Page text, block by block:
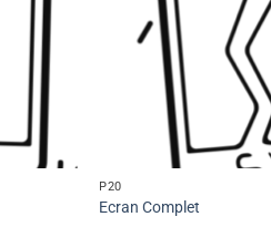
P20
Ecran Complet